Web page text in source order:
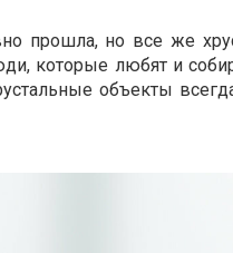
прошла, но все же
которые любят и
объекты